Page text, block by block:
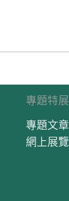
專題特展
專題文章
網上展覽